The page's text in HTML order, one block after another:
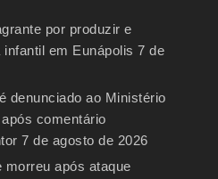
por produzir e
em Eunápolis 7 de
denunciado ao Ministério
comentário
7 de agosto de 2026
morreu após ataque